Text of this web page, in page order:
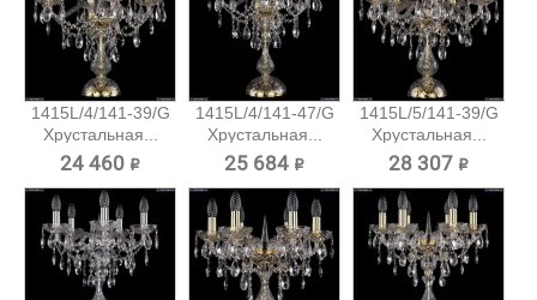
1415L/4/141-39/G
Хрустальная...
24 460 ₽
1415L/4/141-47/G
Хрустальная...
25 684 ₽
1415L/5/141-39/G
Хрустальная...
28 307 ₽